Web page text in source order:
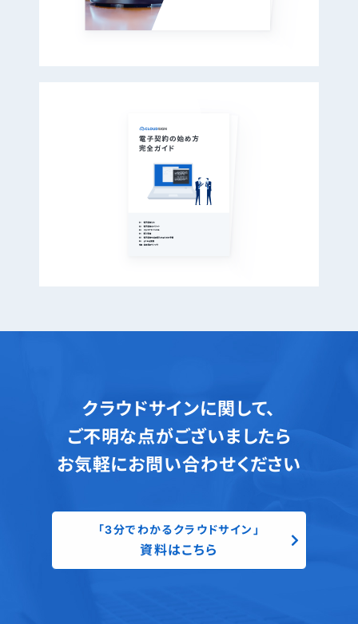
クラウドサインに関して、
ご不明な点がございましたら
お気軽にお問い合わせください
「3分でわかるクラウドサイン」
資料はこちら